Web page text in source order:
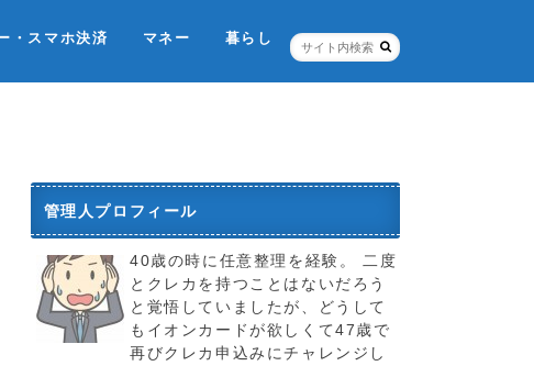
・スマホ決済 マネー 暮らし
管理人プロフィール
40歳の時に任意整理を経験。 二度
とクレカを持つことはないだろう
と覚悟していましたが、どうして
もイオンカードが欲しくて47歳で
再びクレカ申込みにチャレンジし